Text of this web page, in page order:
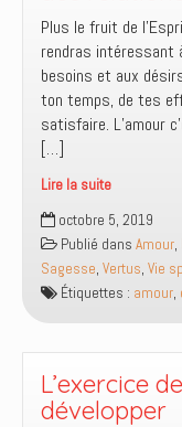
terrain
et
la
qualité
du
terrain
dépend
du
de
compréhension
Plus le fruit de
rendras intéressant
besoins et aux
ton temps, de tes
satisfaire. L’amour
[…]
Lire la suite
Maturation
du
fruit
de
l’Esprit
des
relations
agréables
octobre 5, 2019
Publié dans Amour,
Sagesse, Vertus, Vie
Étiquettes : amour,
L’exercice
développer